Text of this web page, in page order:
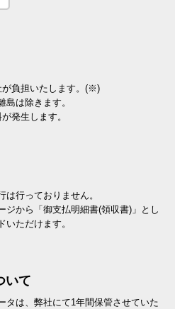
が負担いたします。(※)
は除きます。
発生します。
行っておりません。
ジから「御支払明細書(領収書)」とし
ただけます。
いて
タは、弊社にて1年間保管させていた